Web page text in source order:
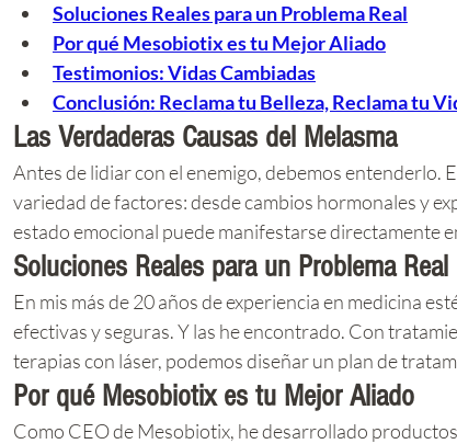
Soluciones Reales para un Problema Real
Por qué Mesobiotix es tu Mejor Aliado
Testimonios: Vidas Cambiadas
Conclusión: Reclama tu Belleza, Reclama tu
Las Verdaderas Causas del Melasma
Antes de lidiar con el enemigo, debemos entenderlo.
variedad de factores: desde cambios hormonales y
estado emocional puede manifestarse directamente
Soluciones Reales para un Problema Real
En mis más de 20 años de experiencia en medicina
efectivas y seguras. Y las he encontrado. Con
terapias con láser, podemos diseñar un plan de
Por qué Mesobiotix es tu Mejor Aliado
Como CEO de Mesobiotix, he desarrollado